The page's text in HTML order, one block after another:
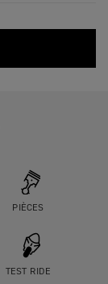
PIÈCES
TEST RIDE